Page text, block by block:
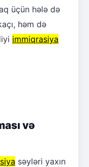
üçün hələ də
həm də
immiqrasiya
və
səyləri yaxın